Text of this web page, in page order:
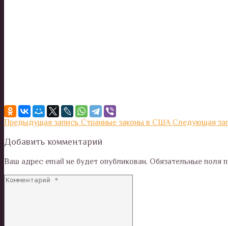
Предыдущая запись Странные законы в США Следующая
Добавить комментарий
Ваш адрес email не будет опубликован. Обязательные поля